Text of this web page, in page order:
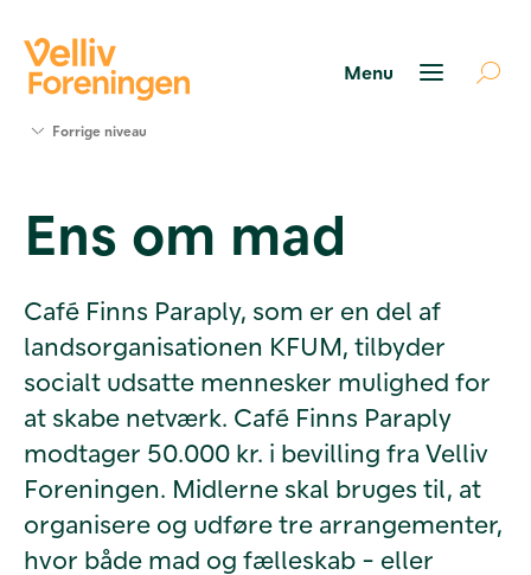
Værktøjer
og viden
Foreningen
Kontakt
os
Forrige niveau
Ens om mad
Café Finns Paraply, som er en del af
landsorganisationen KFUM, tilbyder
socialt udsatte mennesker mulighed for
at skabe netværk. Café Finns Paraply
modtager 50.000 kr. i bevilling fra Velliv
Foreningen. Midlerne skal bruges til, at
organisere og udføre tre arrangementer,
hvor både mad og fælleskab - eller